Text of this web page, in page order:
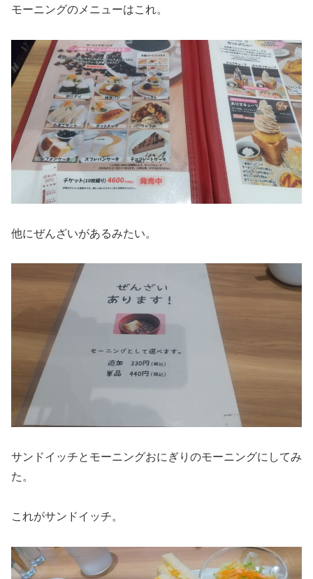
モーニングのメニューはこれ。
他にぜんざいがあるみたい。
サンドイッチとモーニングおにぎりのモーニングにしてみ
た。
これがサンドイッチ。